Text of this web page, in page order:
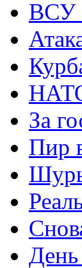
ВСУ
За
Пир